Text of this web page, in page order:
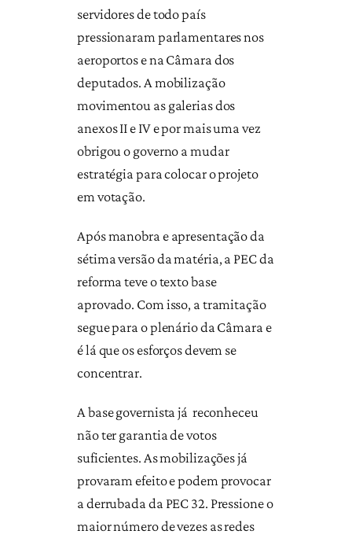
servidores de todo país
pressionaram parlamentares nos
aeroportos e na Câmara dos
deputados. A mobilização
movimentou as galerias dos
anexos II e IV e por mais uma vez
obrigou o governo a mudar
estratégia para colocar o projeto
em votação.
Após manobra e apresentação da
sétima versão da matéria, a PEC da
reforma teve o texto base
aprovado. Com isso, a tramitação
segue para o plenário da Câmara e
é lá que os esforços devem se
concentrar.
A base governista já reconheceu
não ter garantia de votos
suficientes. As mobilizações já
provaram efeito e podem provocar
a derrubada da PEC 32. Pressione o
maior número de vezes as redes